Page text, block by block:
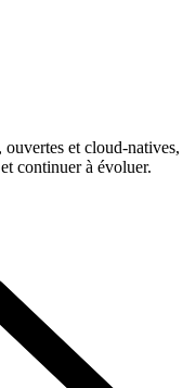
ouvertes et cloud-natives,
continuer à évoluer.